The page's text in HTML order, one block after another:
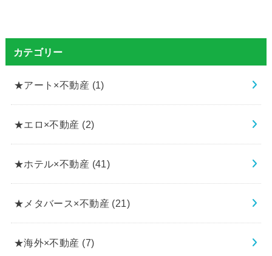
カテゴリー
★アート×不動産 (1)
★エロ×不動産 (2)
★ホテル×不動産 (41)
★メタバース×不動産 (21)
★海外×不動産 (7)